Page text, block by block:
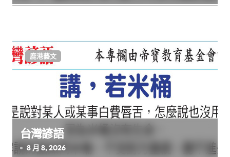
鹿港藝文
台灣諺語
8 月 8, 2026